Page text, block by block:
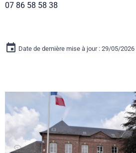
07 86 58 58 38
Date de dernière mise à jour : 29/05/2026